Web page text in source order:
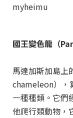
myheimu
國王變色龍（
馬達加斯加島上
chameleon），
一種種類。它們
他爬行類動物，